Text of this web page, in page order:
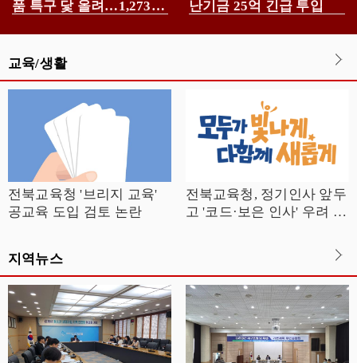
품 특구 닻 올려…1,273억
난기금 25억 긴급 투입
교육/생활
전북교육청 '브리지 교육'
공교육 도입 검토 논란
전북교육청, 정기인사 앞두
고 '코드·보은 인사' 우려 고
지역뉴스